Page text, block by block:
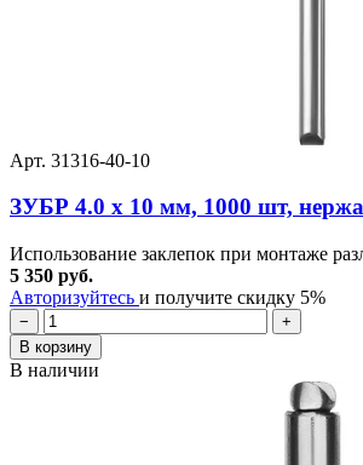
Арт. 31316-40-10
ЗУБР 4.0 x 10 мм, 1000 шт,
Использование заклепок при монтаже
5 350 руб.
Авторизуйтесь и получите скидку 5%
−
+
В корзину
В наличии